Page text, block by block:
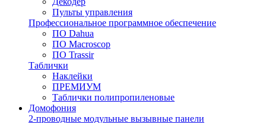
Пульты управления
Профессиональное программное обеспечение
ПО Dahua
ПО Macroscop
ПО Trassir
Таблички
Наклейки
ПРЕМИУМ
Таблички полипропиленовые
Домофония
2-проводные модульные вызывные панели